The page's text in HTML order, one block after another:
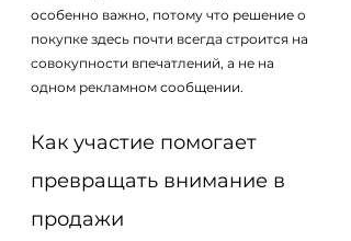
особенно важно, потому что решение о
покупке здесь почти всегда строится на
совокупности впечатлений, а не на
одном рекламном сообщении.
Как участие помогает
превращать внимание в
продажи